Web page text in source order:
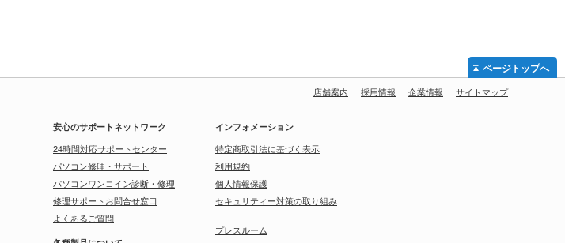
店舗案内 採用情報 企業情報 サイトマップ
安心のサポートネットワーク
24時間対応サポートセンター
パソコン修理・サポート
パソコンワンコイン診断・修理
修理サポートお問合せ窓口
よくあるご質問
インフォメーション
特定商取引法に基づく表示
利用規約
個人情報保護
セキュリティー対策の取り組み
プレスルーム
ページトップへ